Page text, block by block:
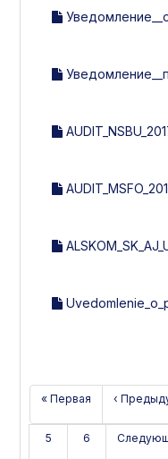
« Первая ‹
5 6